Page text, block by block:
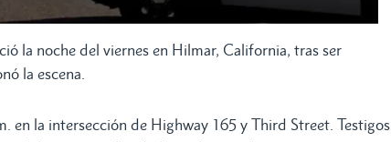
la noche del viernes en Hilmar, California, tras ser
la escena.
en la intersección de Highway 165 y Third Street. Testigos